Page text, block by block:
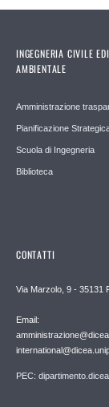
INGEGNERIA CIVILE
AMBIENTALE
Amministrazione
Pianificazione
Scuola di Ingegneria
Biblioteca
CONTATTI
Via Marzolo, 9 - 35131
Email:
PEC: